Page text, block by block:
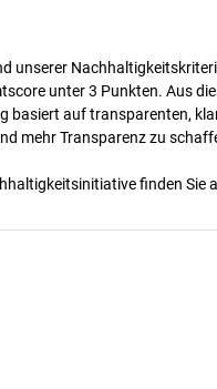
unserer
unter 3 Punkten. Aus
basiert auf transparenten,
mehr Transparenz zu
finden Sie